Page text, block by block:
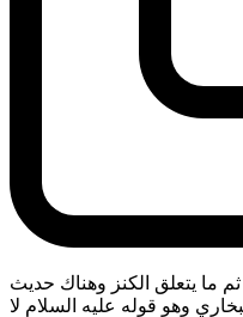
ما يتعلق الكنز وهناك حديث
وهو قوله عليه السلام لا